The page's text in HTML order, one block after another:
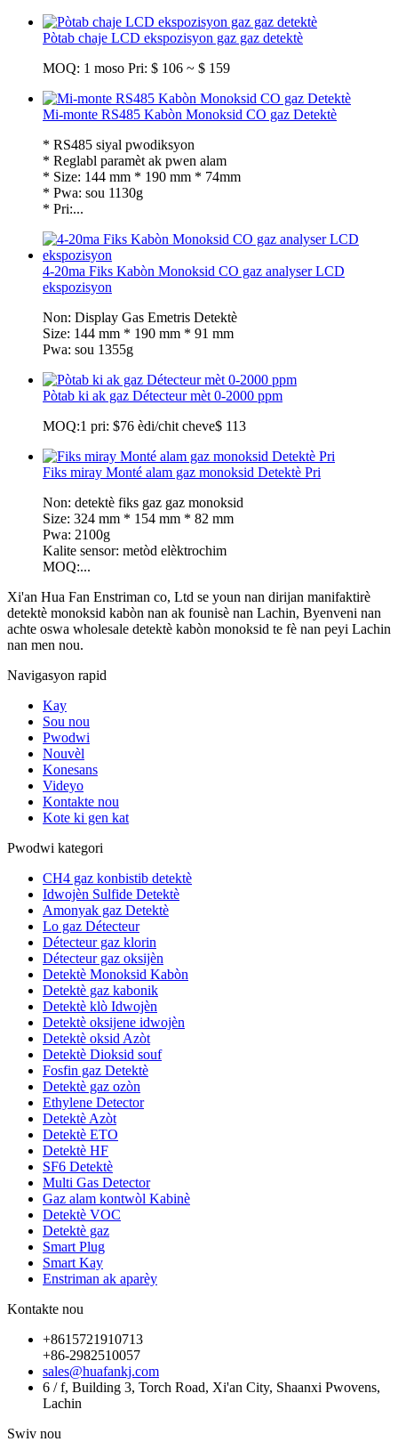
Pòtab chaje LCD ekspozisyon gaz gaz detektè
MOQ: 1 moso Pri: $ 106 ~ $ 159
Mi-monte RS485 Kabòn Monoksid CO gaz Detektè
* RS485 siyal pwodiksyon
* Reglabl paramèt ak pwen alam
* Size: 144 mm * 190 mm * 74mm
* Pwa: sou 1130g
* Pri:...
4-20ma Fiks Kabòn Monoksid CO gaz analyser LCD
ekspozisyon
Non: Display Gas Emetris Detektè
Size: 144 mm * 190 mm * 91 mm
Pwa: sou 1355g
Pòtab ki ak gaz Détecteur mèt 0-2000 ppm
MOQ:1 pri: $76 èdi/chit cheve$ 113
Fiks miray Monté alam gaz monoksid Detektè Pri
Non: detektè fiks gaz gaz monoksid
Size: 324 mm * 154 mm * 82 mm
Pwa: 2100g
Kalite sensor: metòd elèktrochim
MOQ:...
Xi'an Hua Fan Enstriman co, Ltd se youn nan dirijan manifaktirè
detektè monoksid kabòn nan ak founisè nan Lachin, Byenveni nan
achte oswa wholesale detektè kabòn monoksid te fè nan peyi Lachin
nan men nou.
Navigasyon rapid
Kay
Sou nou
Pwodwi
Nouvèl
Konesans
Videyo
Kontakte nou
Kote ki gen kat
Pwodwi kategori
CH4 gaz konbistib detektè
Idwojèn Sulfide Detektè
Amonyak gaz Detektè
Lo gaz Détecteur
Détecteur gaz klorin
Détecteur gaz oksijèn
Detektè Monoksid Kabòn
Detektè gaz kabonik
Detektè klò Idwojèn
Detektè oksijene idwojèn
Detektè oksid Azòt
Detektè Dioksid souf
Fosfin gaz Detektè
Detektè gaz ozòn
Ethylene Detector
Detektè Azòt
Detektè ETO
Detektè HF
SF6 Detektè
Multi Gas Detector
Gaz alam kontwòl Kabinè
Detektè VOC
Detektè gaz
Smart Plug
Smart Kay
Enstriman ak aparèy
Kontakte nou
+8615721910713
+86-2982510057
sales@huafankj.com
6 / f, Building 3, Torch Road, Xi'an City, Shaanxi Pwovens,
Lachin
Swiv nou